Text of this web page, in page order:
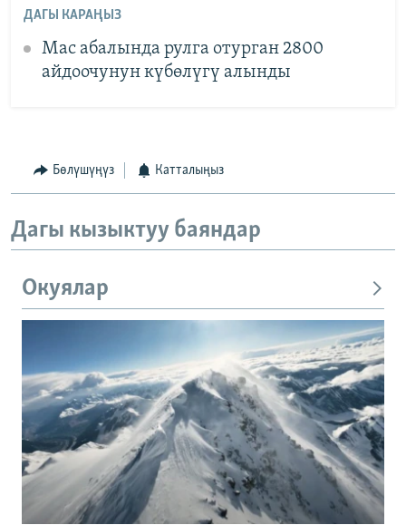
ДАГЫ КАРАҢЫЗ
Мас абалында рулга отурган 2800
айдоочунун күбөлүгү алынды
Бөлүшүңүз Катталыңыз
Дагы кызыктуу баяндар
Окуялар